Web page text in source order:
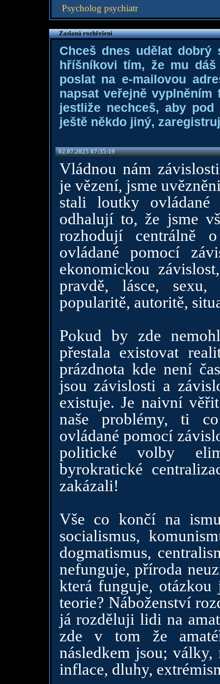
Psycholog psychiatr
Zaslaná rozhřešení
Chceš dnes udělat dobrý
hříšníkovi tím, že mu
poslat na e-mailovou
napsat veřejně
jestliže nechceš, aby
ještě někdo jiný,
02.07.2025 07:35:19
Vládnou nám
je vězení, jsme
stali loutky
odhalují to, že jsme
rozhodují centrálně
ovládané pomocí
ekonomickou
pravdě, lásce, sexu,
popularitě, autoritě,
Pokud by zde
přestala existovat
prázdnota kde není
jsou závislosti a
existuje. Je naivní
naše problémy, ti
ovládané pomocí
politické volby
byrokratické
zakázali!
Vše co končí na
socialismus,
dogmatismus,
nefunguje, příroda
která funguje,
teorie? Náboženství
já rozděluji lidi na
zde v tom že
následkem jsou;
inflace, dluhy,